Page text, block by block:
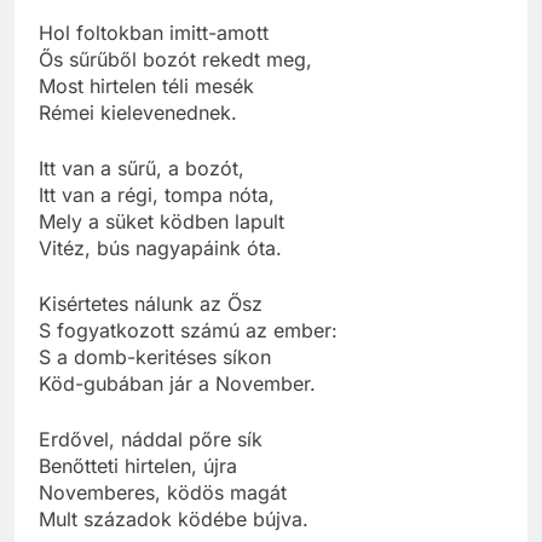
Hol foltokban imitt-amott
Ős sűrűből bozót rekedt meg,
Most hirtelen téli mesék
Rémei kielevenednek.
Itt van a sűrű, a bozót,
Itt van a régi, tompa nóta,
Mely a süket ködben lapult
Vitéz, bús nagyapáink óta.
Kisértetes nálunk az Ősz
S fogyatkozott számú az ember:
S a domb-keritéses síkon
Köd-gubában jár a November.
Erdővel, náddal pőre sík
Benőtteti hirtelen, újra
Novemberes, ködös magát
Mult századok ködébe bújva.